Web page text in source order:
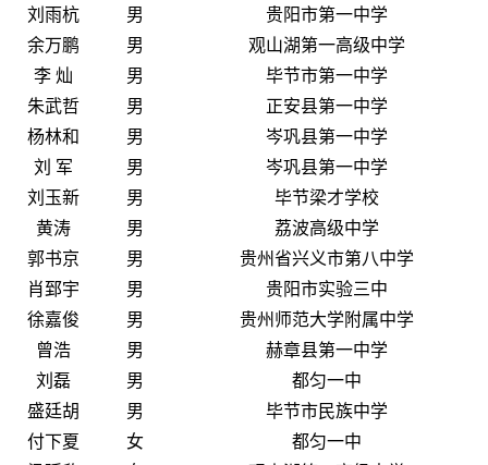
刘雨杭
男
贵阳市第一中学
余万鹏
男
观山湖第一高级中学
李 灿
男
毕节市第一中学
朱武哲
男
正安县第一中学
杨林和
男
岑巩县第一中学
刘 军
男
岑巩县第一中学
刘玉新
男
毕节梁才学校
黄涛
男
荔波高级中学
郭书京
男
贵州省兴义市第八中学
肖郅宇
男
贵阳市实验三中
徐嘉俊
男
贵州师范大学附属中学
曾浩
男
赫章县第一中学
刘磊
男
都匀一中
盛廷胡
男
毕节市民族中学
付下夏
女
都匀一中